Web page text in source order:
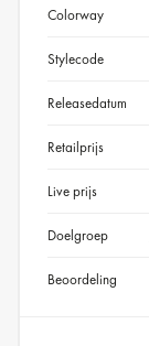
Colorway
Stylecode
Releasedatum
Retailprijs
Live prijs
Doelgroep
Beoordeling